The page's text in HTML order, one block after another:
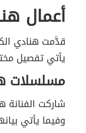
أعمال
قدَّمت هنادي
يأتي تفصيل
مسلسلات
شاركت الفنانة
وفيما يأتي